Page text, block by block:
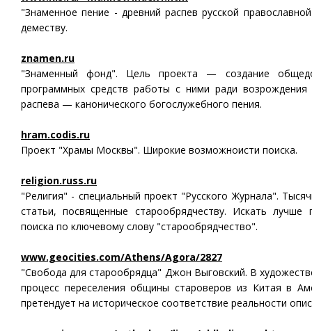
"Знаменное пение - древний распев русской
деместву.
znamen.ru
"Знаменный фонд". Цель проекта — создание
программных средств работы с ними ради возрождения
распева — канонического богослужебного пения.
hram.codis.ru
Проект "Храмы Москвы". Широкие возможноисти поиска.
religion.russ.ru
"Религия" - специальный проект "Русского Журнала".
статьи, посвященные старообрядчеству. Искать
поиска по ключевому слову "старообрядчество".
www.geocities.com/Athens/Agora/2827
"Свобода для старообрядца" Джон Выговский. В
процесс переселения общины староверов из Китая в
претендует на историческое соответствие реальности